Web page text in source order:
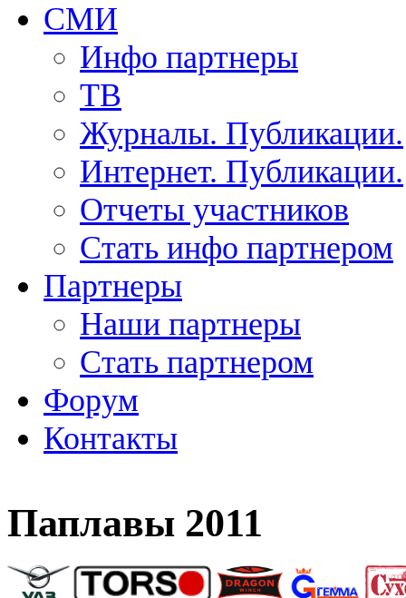
СМИ
Инфо партнеры
ТВ
Журналы. Публикации.
Интернет. Публикации.
Отчеты участников
Стать инфо партнером
Партнеры
Наши партнеры
Стать партнером
Форум
Контакты
Паплавы 2011